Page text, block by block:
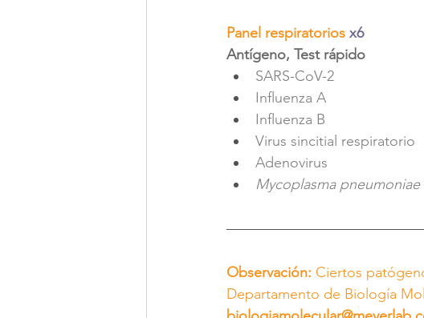
Panel respiratorios x6
Antígeno, Test rápido
SARS-CoV-2
Influenza A
Influenza B
Virus sincitial respiratorio
Adenovirus
Mycoplasma pneumoniae
Observación: Ciertos
Departamento de Biología